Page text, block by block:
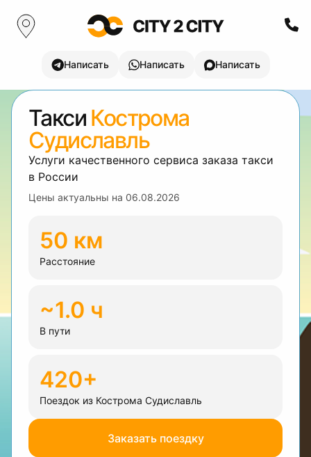
Написать Написать Написать
Такси Кострома
Судиславль
Услуги качественного сервиса заказа такси
в России
Цены актуальны на 06.08.2026
50 км
Расстояние
~1.0 ч
В пути
420+
Поездок из Кострома Судиславль
Заказать поездку